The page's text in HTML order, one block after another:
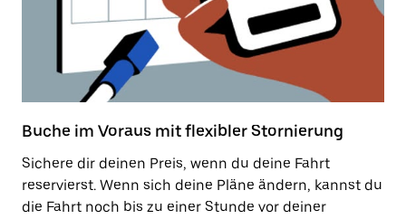
Buche im Voraus mit flexibler Stornierung
Sichere dir deinen Preis, wenn du deine Fahrt
reservierst. Wenn sich deine Pläne ändern, kannst du
die Fahrt noch bis zu einer Stunde vor deiner